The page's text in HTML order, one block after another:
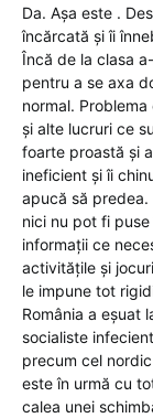
Da. Așa este .
încărcată și îi
Încă de la clasa
pentru a se axa
normal.
și alte lucruri ce
foarte proastă și
ineficient și îi
apucă să
nici nu pot fi
informații ce
activitățile și
le impune tot
România a eșuat
socialiste
precum cel
este în urmă cu
calea unei